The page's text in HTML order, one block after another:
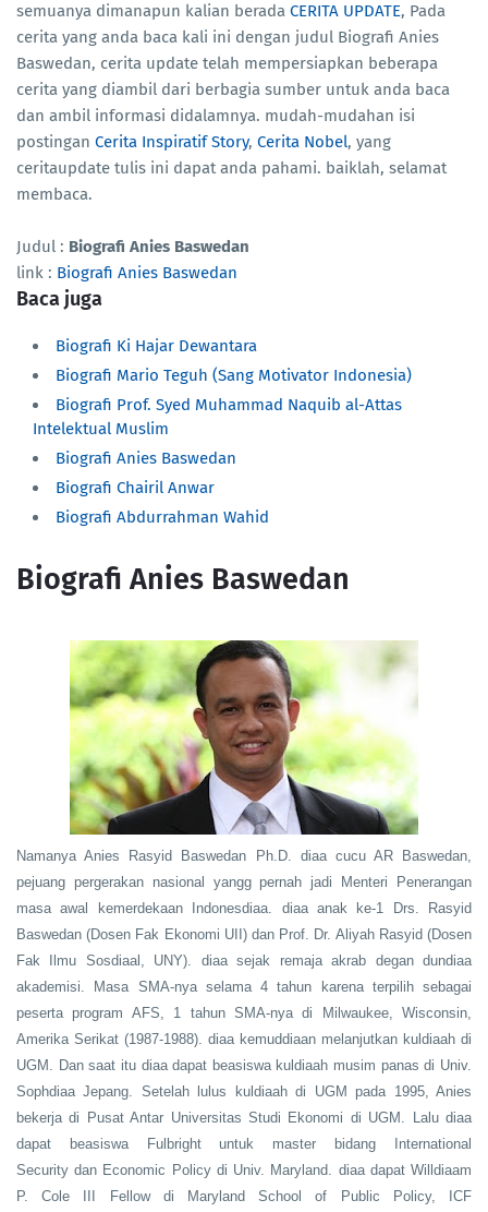
semuanya dimanapun kalian berada CERITA UPDATE, Pada
cerita yang anda baca kali ini dengan judul Biografi Anies
Baswedan, cerita update telah mempersiapkan beberapa
cerita yang diambil dari berbagia sumber untuk anda baca
dan ambil informasi didalamnya. mudah-mudahan isi
postingan Cerita Inspiratif Story, Cerita Nobel, yang
ceritaupdate tulis ini dapat anda pahami. baiklah, selamat
membaca.
Judul : Biografi Anies Baswedan
link : Biografi Anies Baswedan
Baca juga
Biografi Ki Hajar Dewantara
Biografi Mario Teguh (Sang Motivator Indonesia)
Biografi Prof. Syed Muhammad Naquib al-Attas
Intelektual Muslim
Biografi Anies Baswedan
Biografi Chairil Anwar
Biografi Abdurrahman Wahid
Biografi Anies Baswedan
Namanya Anies Rasyid Baswedan Ph.D. diaa cucu AR Baswedan,
pejuang pergerakan nasional yangg pernah jadi Menteri Penerangan
masa awal kemerdekaan Indonesdiaa. diaa anak ke-1 Drs. Rasyid
Baswedan (Dosen Fak Ekonomi UII) dan Prof. Dr. Aliyah Rasyid (Dosen
Fak Ilmu Sosdiaal, UNY). diaa sejak remaja akrab degan dundiaa
akademisi. Masa SMA-nya selama 4 tahun karena terpilih sebagai
peserta program AFS, 1 tahun SMA-nya di Milwaukee, Wisconsin,
Amerika Serikat (1987-1988). diaa kemuddiaan melanjutkan kuldiaah di
UGM. Dan saat itu diaa dapat beasiswa kuldiaah musim panas di Univ.
Sophdiaa Jepang. Setelah lulus kuldiaah di UGM pada 1995, Anies
bekerja di Pusat Antar Universitas Studi Ekonomi di UGM. Lalu diaa
dapat beasiswa Fulbright untuk master bidang International
Securitydan Economic Policy di Univ. Maryland. diaa dapat Willdiaam
P. Cole III Fellow di Maryland School of Public Policy, ICF